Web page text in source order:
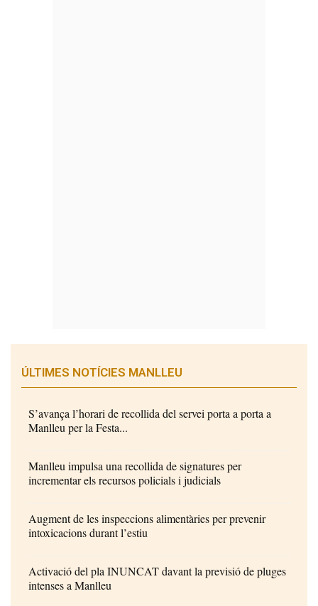
ÚLTIMES NOTÍCIES MANLLEU
S’avança l’horari de recollida del servei porta a porta a
Manlleu per la Festa...
Manlleu impulsa una recollida de signatures per
incrementar els recursos policials i judicials
Augment de les inspeccions alimentàries per prevenir
intoxicacions durant l’estiu
Activació del pla INUNCAT davant la previsió de pluges
intenses a Manlleu